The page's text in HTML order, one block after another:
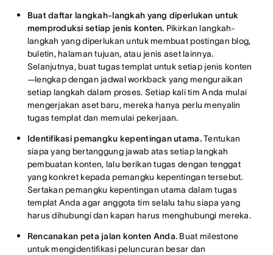
Buat daftar langkah-langkah yang diperlukan untuk
memproduksi setiap jenis konten. Pikirkan langkah-
langkah yang diperlukan untuk membuat postingan blog,
buletin, halaman tujuan, atau jenis aset lainnya.
Selanjutnya, buat tugas templat untuk setiap jenis konten
—lengkap dengan jadwal workback yang menguraikan
setiap langkah dalam proses. Setiap kali tim Anda mulai
mengerjakan aset baru, mereka hanya perlu menyalin
tugas templat dan memulai pekerjaan.
Identifikasi pemangku kepentingan utama.Tentukan
siapa yang bertanggung jawab atas setiap langkah
pembuatan konten, lalu berikan tugas dengan tenggat
yang konkret kepada pemangku kepentingan tersebut.
Sertakan pemangku kepentingan utama dalam tugas
templat Anda agar anggota tim selalu tahu siapa yang
harus dihubungi dan kapan harus menghubungi mereka.
Rencanakan peta jalan konten Anda. Buat milestone
untuk mengidentifikasi peluncuran besar dan